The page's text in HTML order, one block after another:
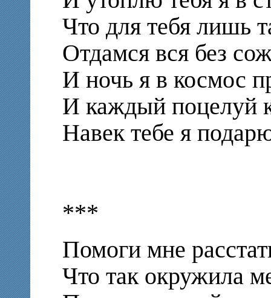
Что для тебя лишь
Отдамся вся без
И ночь я в космос
И каждый поцелуй
Навек тебе я
***
Помоги мне
Что так окружила